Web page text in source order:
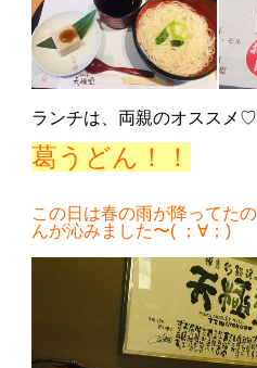
ランチは、両親のオススメ♡
葛うどん！！
この日は春の雨が降ってた
んが沁みました〜( ；∀；)